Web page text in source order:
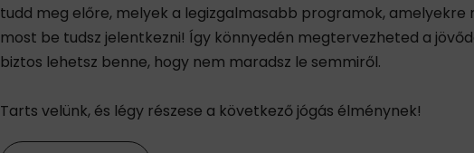
tudd meg előre, melyek a legizgalmasabb programok, amelyekre
most be tudsz jelentkezni! Így könnyedén megtervezheted a
biztos lehetsz benne, hogy nem maradsz le semmiről.
Tarts velünk, és légy részese a következő jógás élménynek!